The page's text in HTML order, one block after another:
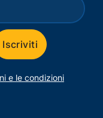
Iscriviti
e le condizioni